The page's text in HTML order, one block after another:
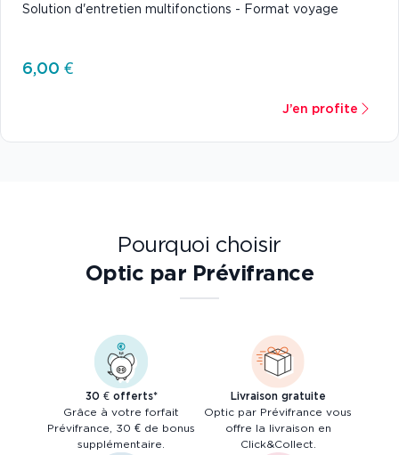
Solution d'entretien multifonctions - Format voyage
6,00 €
J’en profite
Pourquoi choisir
Optic par Prévifrance
30 € offerts*
Grâce à votre forfait
Prévifrance, 30 € de bonus
supplémentaire.
Livraison gratuite
Optic par Prévifrance vous
offre la livraison en
Click&Collect.